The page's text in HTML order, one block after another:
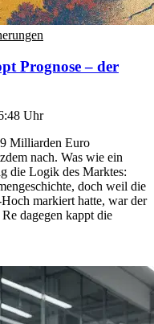
Prognose – der
Uhr
Milliarden Euro
nach. Was wie ein
die Logik des Marktes:
doch weil die
markiert hatte, war der
dagegen kappt die